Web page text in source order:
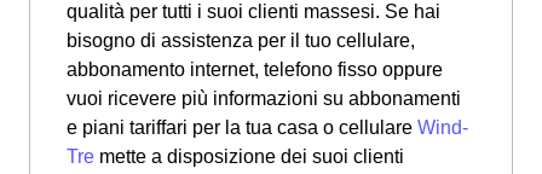
qualità per tutti i suoi clienti massesi. Se hai
bisogno di assistenza per il tuo cellulare,
abbonamento internet, telefono fisso oppure
vuoi ricevere più informazioni su abbonamenti
e piani tariffari per la tua casa o cellulare Wind-
Tre mette a disposizione dei suoi clienti